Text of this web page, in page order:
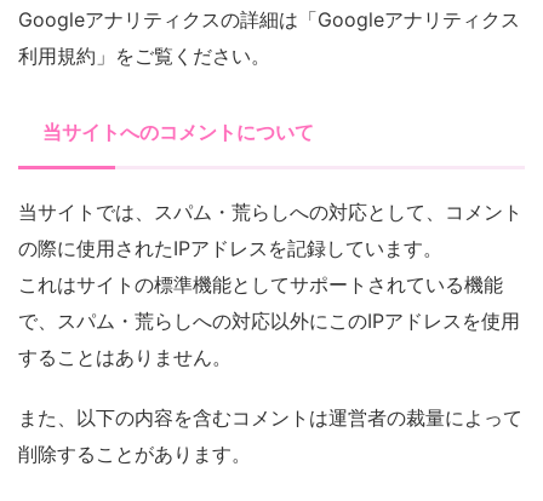
Googleアナリティクスの詳細は「Googleアナリティクス
利用規約」をご覧ください。
当サイトへのコメントについて
当サイトでは、スパム・荒らしへの対応として、コメント
の際に使用されたIPアドレスを記録しています。
これはサイトの標準機能としてサポートされている機能
で、スパム・荒らしへの対応以外にこのIPアドレスを使用
することはありません。
また、以下の内容を含むコメントは運営者の裁量によって
削除することがあります。